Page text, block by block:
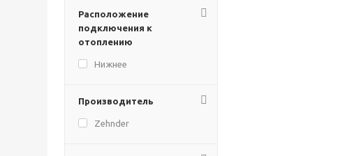
Расположение
подключения к
отоплению
Нижнее
Производитель
Zehnder